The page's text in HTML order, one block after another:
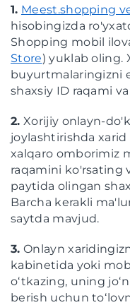
1. Meest.shopping
hisobingizda
Shopping mobil
Store) yuklab oling.
buyurtmalaringizni
shaxsiy ID raqami
2. Xorijiy onlayn-
joylashtirishda
xalqaro omborimiz
raqamini ko'rsating
paytida olingan
Barcha kerakli
saytda mavjud.
3. Onlayn
kabinetida yoki
oʻtkazing, uning
berish uchun